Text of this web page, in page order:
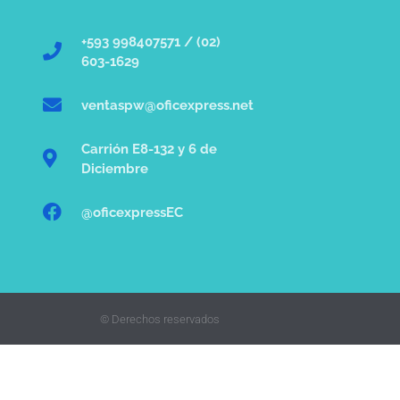
+593 998407571 / (02)
603-1629
ventaspw@oficexpress.net
Carrión E8-132 y 6 de
Diciembre
@oficexpressEC
© Derechos reservados